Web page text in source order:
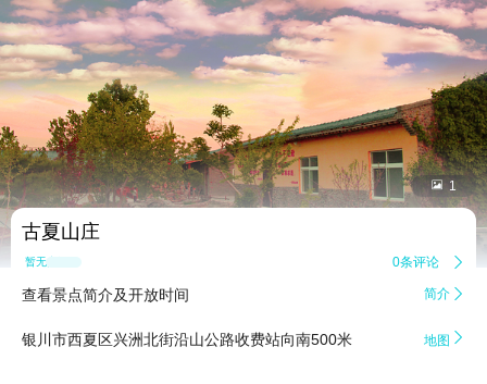
 1
古夏山庄
暂无点评 0条评论 
查看景点简介及开放时间 简介 
银川市西夏区兴洲北街沿山公路收费站向南500米 地图 
